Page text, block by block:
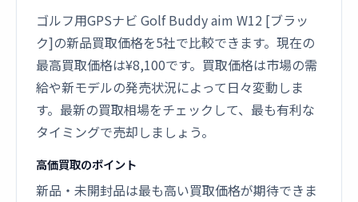
ゴルフ用GPSナビ Golf Buddy aim W12 [ブラッ
ク]の新品買取価格を5社で比較できます。現在の
最高買取価格は¥8,100です。買取価格は市場の需
給や新モデルの発売状況によって日々変動しま
す。最新の買取相場をチェックして、最も有利な
タイミングで売却しましょう。
高価買取のポイント
新品・未開封品は最も高い買取価格が期待できま